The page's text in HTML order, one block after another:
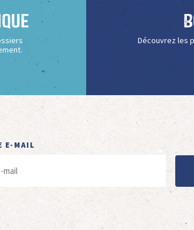
Découvrez les
E-MAIL